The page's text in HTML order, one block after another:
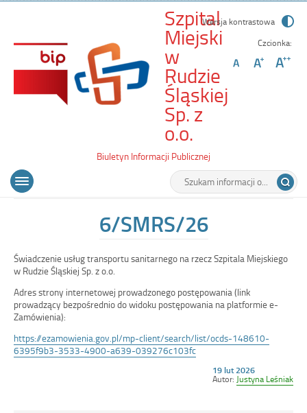
Szpital
Miejski
w
Rudzie
Śląskiej
Sp. z
o.o.
6/SMRS/26
Biuletyn Informacji Publicznej
Wersja kontrastowa
Czcionka:
Wyszukiwarka
Tutaj
wpisz
Menu
główne
Otwórz
6/SMRS/26
Świadczenie usług transportu sanitarnego na rzecz Szpitala Miejskiego
w Rudzie Śląskiej Sp. z o.o.
Adres strony internetowej prowadzonego postępowania (link
prowadzący bezpośrednio do widoku postępowania na platformie e-
Zamówienia):
https://ezamowienia.gov.pl/mp-client/search/list/ocds-148610-
6395f9b3-3533-4900-a639-039276c103fc
Opublikowano
w
19 lut 2026
Autor: Justyna Leśniak